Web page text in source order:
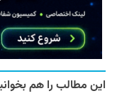
این مطالب را هم